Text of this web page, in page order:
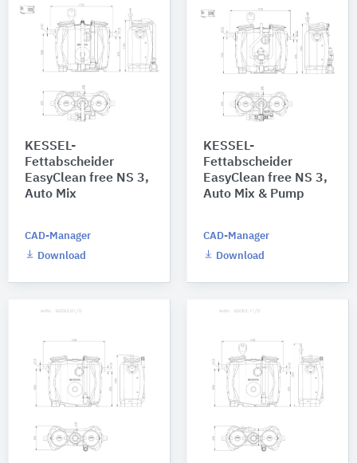
KESSEL-
Fettabscheider
EasyClean free NS 3,
Auto Mix
CAD-Manager
Download
KESSEL-
Fettabscheider
EasyClean free NS 3,
Auto Mix & Pump
CAD-Manager
Download